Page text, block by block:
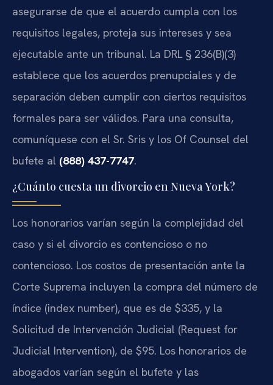
asegurarse de que el acuerdo cumpla con los
requisitos legales, proteja sus intereses y sea
ejecutable ante un tribunal. La DRL § 236(B)(3)
establece que los acuerdos prenupciales y de
separación deben cumplir con ciertos requisitos
formales para ser válidos. Para una consulta,
comuníquese con el Sr. Sris y los Of Counsel del
bufete al (888) 437-7747.
¿Cuánto cuesta un divorcio en Nueva York?
Los honorarios varían según la complejidad del
caso y si el divorcio es contencioso o no
contencioso. Los costos de presentación ante la
Corte Suprema incluyen la compra del número de
índice (index number), que es de $335, y la
Solicitud de Intervención Judicial (Request for
Judicial Intervention), de $95. Los honorarios de
abogados varían según el bufete y las